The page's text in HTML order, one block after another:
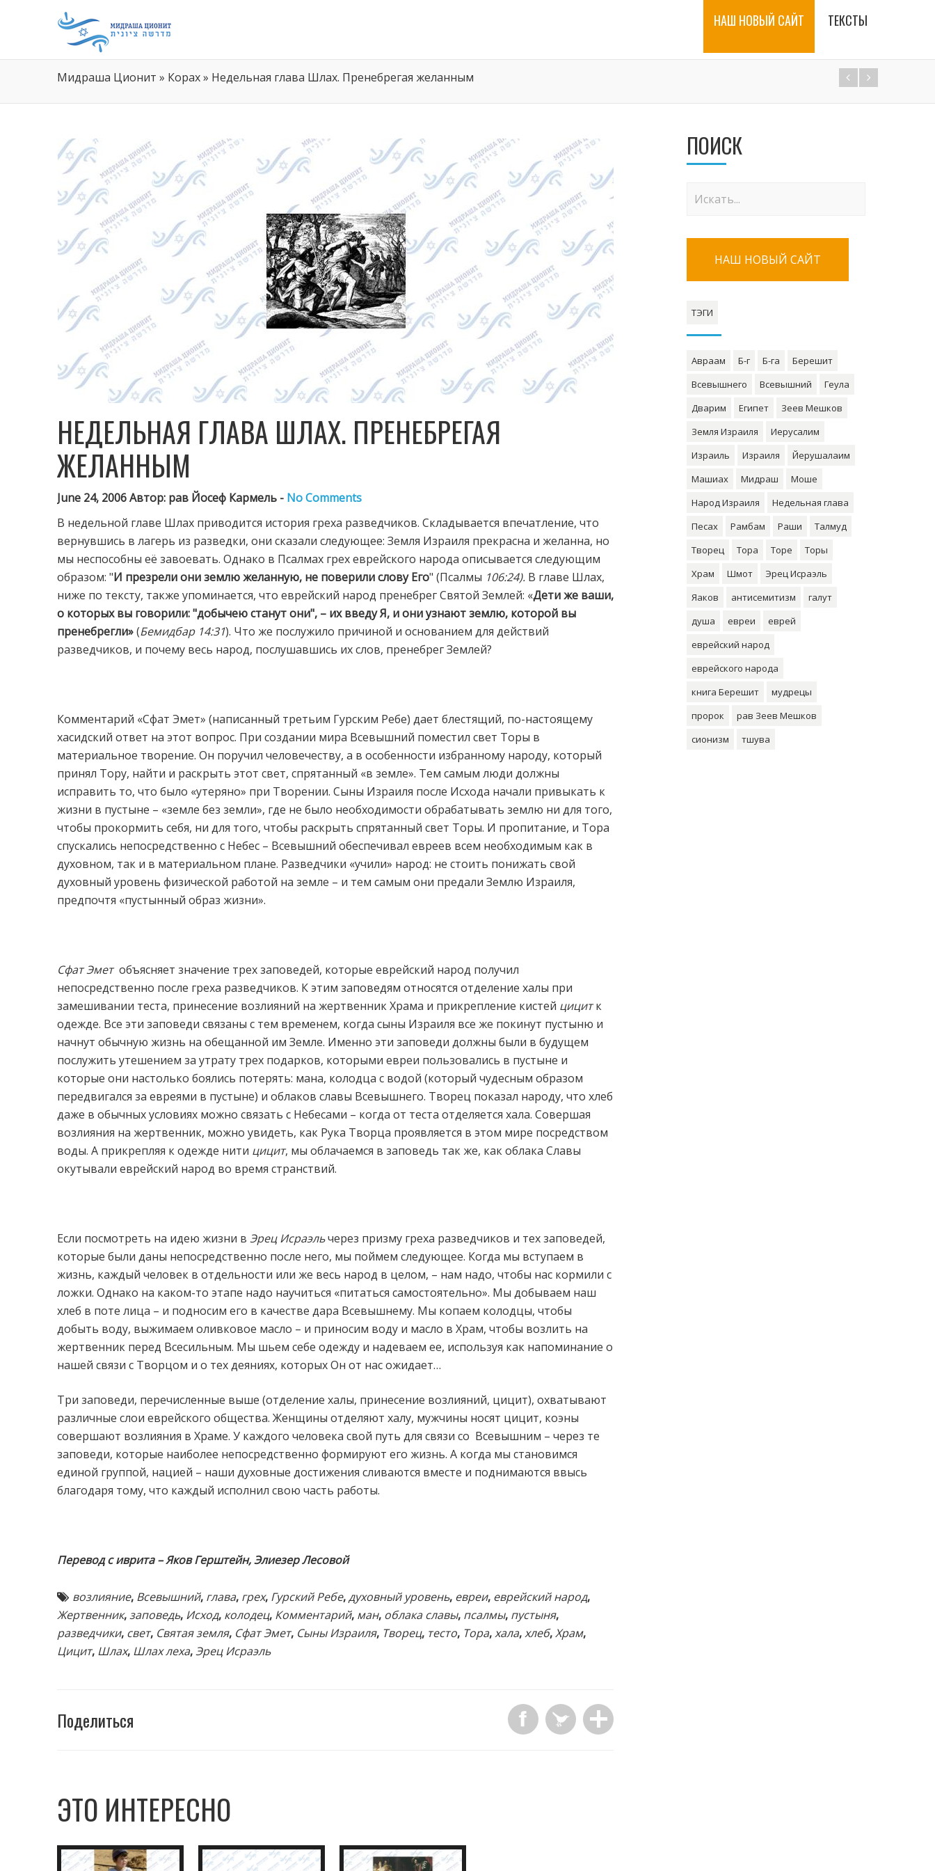
НАШ НОВЫЙ САЙТ ТЕКСТЫ
Мидраша Ционит » Корах» Недельная глава Шлах. Пренебрегая желанным
НЕДЕЛЬНАЯ ГЛАВА ШЛАХ. ПРЕНЕБРЕГАЯ
ЖЕЛАННЫМ
June 24, 2006 Автор: рав Йосеф Кармель - No Comments
В недельной главе Шлах приводится история греха разведчиков. Складывается впечатление, что
вернувшись в лагерь из разведки, они сказали следующее: Земля Израиля прекрасна и желанна, но
мы неспособны её завоевать. Однако в Псалмах грех еврейского народа описывается следующим
образом: "И презрели они землю желанную, не поверили слову Его" (Псалмы 106:24). В главе Шлах,
ниже по тексту, также упоминается, что еврейский народ пренебрег Святой Землей: «Дети же ваши,
о которых вы говорили: "добычею станут они", – их введу Я, и они узнают землю, которой вы
пренебрегли»(Бемидбар 14:31). Что же послужило причиной и основанием для действий
разведчиков, и почему весь народ, послушавшись их слов, пренебрег Землей?
Комментарий «Сфат Эмет» (написанный третьим Гурским Ребе) дает блестящий, по-настоящему
хасидский ответ на этот вопрос. При создании мира Всевышний поместил свет Торы в
материальное творение. Он поручил человечеству, а в особенности избранному народу, который
принял Тору, найти и раскрыть этот свет, спрятанный «в земле». Тем самым люди должны
исправить то, что было «утеряно» при Творении. Сыны Израиля после Исхода начали привыкать к
жизни в пустыне – «земле без земли», где не было необходимости обрабатывать землю ни для того,
чтобы прокормить себя, ни для того, чтобы раскрыть спрятанный свет Торы. И пропитание, и Тора
спускались непосредственно с Небес – Всевышний обеспечивал евреев всем необходимым как в
духовном, так и в материальном плане. Разведчики «учили» народ: не стоить понижать свой
духовный уровень физической работой на земле – и тем самым они предали Землю Израиля,
предпочтя «пустынный образ жизни».
Сфат Эмет объясняет значение трех заповедей, которые еврейский народ получил
непосредственно после греха разведчиков. К этим заповедям относятся отделение халы при
замешивании теста, принесение возлияний на жертвенник Храма и прикрепление кистей цицитк
одежде. Все эти заповеди связаны с тем временем, когда сыны Израиля все же покинут пустыню и
начнут обычную жизнь на обещанной им Земле. Именно эти заповеди должны были в будущем
послужить утешением за утрату трех подарков, которыми евреи пользовались в пустыне и
которые они настолько боялись потерять: мана, колодца с водой (который чудесным образом
передвигался за евреями в пустыне) и облаков славы Всевышнего. Творец показал народу, что хлеб
даже в обычных условиях можно связать с Небесами – когда от теста отделяется хала. Совершая
возлияния на жертвенник, можно увидеть, как Рука Творца проявляется в этом мире посредством
воды. А прикрепляя к одежде нити цицит, мы облачаемся в заповедь так же, как облака Славы
окутывали еврейский народ во время странствий.
Если посмотреть на идею жизни в Эрец Исраэльчерез призму греха разведчиков и тех заповедей,
которые были даны непосредственно после него, мы поймем следующее. Когда мы вступаем в
жизнь, каждый человек в отдельности или же весь народ в целом, – нам надо, чтобы нас кормили с
ложки. Однако на каком-то этапе надо научиться «питаться самостоятельно». Мы добываем наш
хлеб в поте лица – и подносим его в качестве дара Всевышнему. Мы копаем колодцы, чтобы
добыть воду, выжимаем оливковое масло – и приносим воду и масло в Храм, чтобы возлить на
жертвенник перед Всесильным. Мы шьем себе одежду и надеваем ее, используя как напоминание о
нашей связи с Творцом и о тех деяниях, которых Он от нас ожидает…
Три заповеди, перечисленные выше (отделение халы, принесение возлияний, цицит), охватывают
различные слои еврейского общества. Женщины отделяют халу, мужчины носят цицит, кoэны
совершают возлияния в Храме. У каждого человека свой путь для связи со Всевышним – через те
заповеди, которые наиболее непосредственно формируют его жизнь. А когда мы становимся
единой группой, нацией – наши духовные достижения сливаются вместе и поднимаются ввысь
благодаря тому, что каждый исполнил свою часть работы.
Перевод с иврита – Яков Герштейн, Элиезер Лесовой
возлияние, Всевышний, глава, грех, Гурский Ребе,духовный уровень, евреи, еврейский народ,
Жертвенник,заповедь, Исход, колодец, Комментарий, ман, облака славы, псалмы, пустыня,
разведчики, свет, Святая земля, Сфат Эмет, Сыны Израиля, Творец, тесто, Тора,хала,хлеб,Храм,
Цицит, Шлах, Шлах леха,Эрец Исраэль
Поделиться
ЭТО ИНТЕРЕСНО
ПОИСК
НАШ НОВЫЙ САЙТ
ТЭГИ
Авраам Б-г Б-га
Берешит
Всевышнего
Всевышний
Геула
Дварим
Египет
Зеев Мешков
Земля Израиля
Иерусалим
Израиль
Израиля
Йерушалаим
Машиах
Мидраш
Моше
Народ Израиля
Недельная глава
Песах
Рамбам Раши
Талмуд
Творец
Тора Торе
Торы
Храм
Шмот
Эрец Исраэль
Яаков
антисемитизм
галут
душа
евреи
еврей
еврейский народ
еврейского народа
книга Берешит
мудрецы
пророк
рав Зеев Мешков
сионизм
тшува